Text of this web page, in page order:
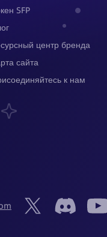
SFP
центр бренда
сайта
к нам